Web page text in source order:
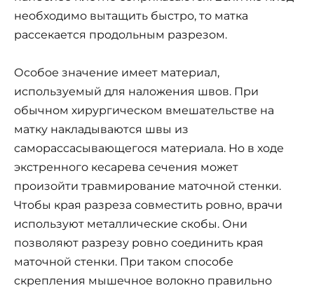
необходимо вытащить быстро, то матка
рассекается продольным разрезом.
Особое значение имеет материал,
используемый для наложения швов. При
обычном хирургическом вмешательстве на
матку накладываются швы из
саморассасывающегося материала. Но в ходе
экстренного кесарева сечения может
произойти травмирование маточной стенки.
Чтобы края разреза совместить ровно, врачи
используют металлические скобы. Они
позволяют разрезу ровно соединить края
маточной стенки. При таком способе
скрепления мышечное волокно правильно